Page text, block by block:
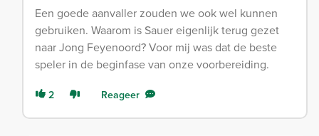
Een goede aanvaller zouden we ook wel kunnen
gebruiken. Waarom is Sauer eigenlijk terug gezet
naar Jong Feyenoord? Voor mij was dat de beste
speler in de beginfase van onze voorbereiding.
2 Reageer